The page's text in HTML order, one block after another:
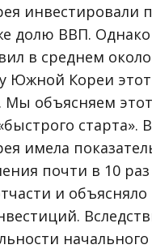
инвестировали
долю ВВП.
в среднем около
Южной Кореи этот
Мы объясняем
старта». В
имела
почти в 10
и объясняло
начального